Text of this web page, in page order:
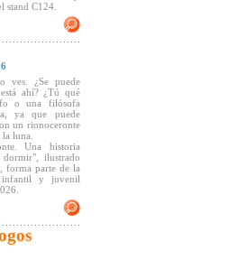
stand C124.
ves. ¿Se puede
ahí? ¿Tú qué
o una filósofa
ya que puede
un rionoceronte
luna.
Una historia
dormir", ilustrado
forma parte de la
infantil y juvenil